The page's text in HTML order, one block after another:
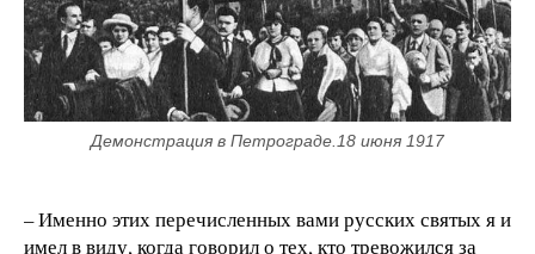
Демонстрация в Петрограде.18 июня 1917
– Именно этих перечисленных вами русских святых я и
имел в виду, когда говорил о тех, кто тревожился за